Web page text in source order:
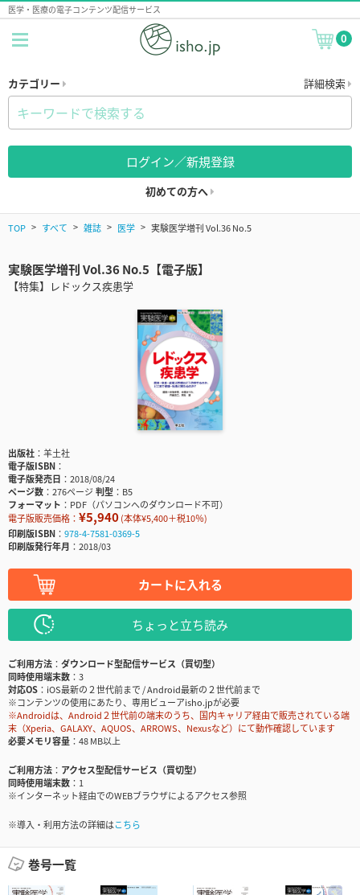
医学・医療の電子コンテンツ配信サービス
0
カテゴリー 詳細検索
ログイン／新規登録
初めての方へ
TOP すべて 雑誌 医学 実験医学増刊 Vol.36 No.5
実験医学増刊 Vol.36 No.5【電子版】
【特集】レドックス疾患学
出版社
羊土社
電子版ISBN
電子版発売日
2018/08/24
ページ数
276ページ判型
B5
フォーマット
PDF（パソコンへのダウンロード不可）
電子版販売価格： ¥5,940(本体¥5,400＋税10％)
印刷版ISBN
978-4-7581-0369-5
印刷版発行年月
2018/03
カートに入れる
ちょっと立ち読み
ご利用方法
ダウンロード型配信サービス（買切型）
同時使用端末数
3
対応OS
iOS最新の２世代前まで / Android最新の２世代前まで
※コンテンツの使用にあたり、専用ビューアisho.jpが必要
※Androidは、Android２世代前の端末のうち、国内キャリア経由で販売されている端
末（Xperia、GALAXY、AQUOS、ARROWS、Nexusなど）にて動作確認しています
必要メモリ容量
48 MB以上
ご利用方法
アクセス型配信サービス（買切型）
同時使用端末数
1
※インターネット経由でのWEBブラウザによるアクセス参照
※導入・利用方法の詳細はこちら
巻号一覧